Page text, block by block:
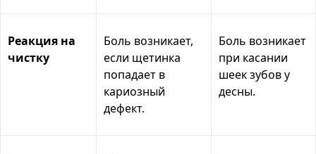
Реакция на
чистку
Боль возникает,
если щетинка
попадает в
кариозный
дефект.
Боль возникает
при касании
шеек зубов у
десны.